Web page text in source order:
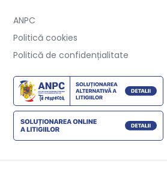
ANPC
Politică cookies
Politică de confidențialitate